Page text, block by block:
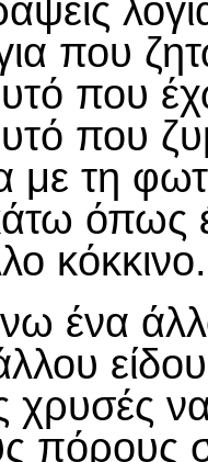
που
που
που
με τη
όπως
κόκκινο.
ένα
χρυσές
πόρους